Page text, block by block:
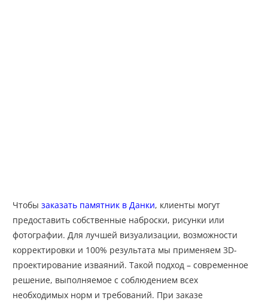
Чтобы заказать памятник в Данки, клиенты могут
предоставить собственные наброски, рисунки или
фотографии. Для лучшей визуализации, возможности
корректировки и 100% результата мы применяем 3D-
проектирование изваяний. Такой подход – современное
решение, выполняемое с соблюдением всех
необходимых норм и требований. При заказе